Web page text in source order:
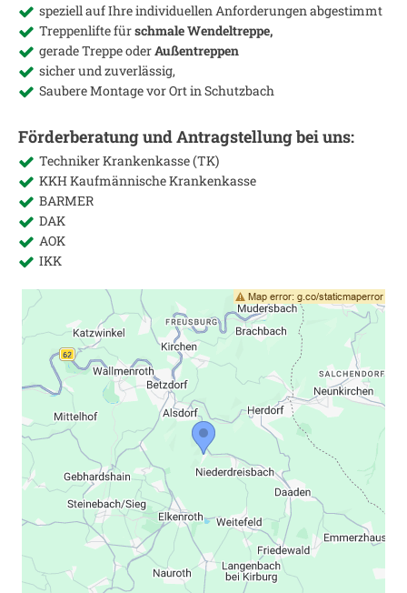
speziell auf Ihre individuellen Anforderungen abgestimmt
Treppenlifte fürschmale Wendeltreppe,
gerade Treppe oderAußentreppen
sicher und zuverlässig,
Saubere Montage vor Ort inSchutzbach
Förderberatung und Antragstellung bei uns:
Techniker Krankenkasse (TK)
KKH Kaufmännische Krankenkasse
BARMER
DAK
AOK
IKK